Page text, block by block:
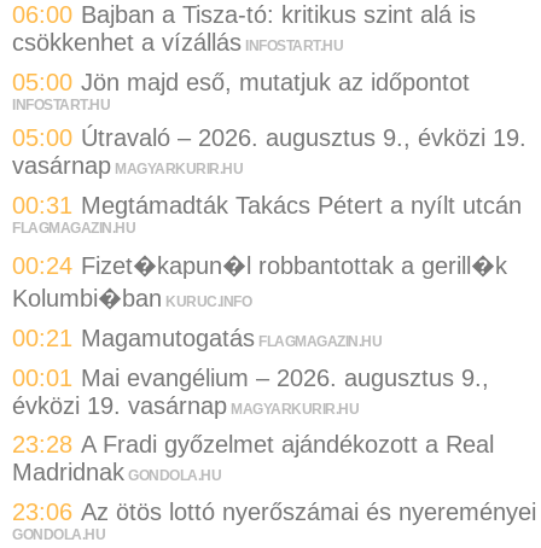
06:00 Bajban a Tisza-tó: kritikus szint alá is
csökkenhet a vízállás INFOSTART.HU
05:00 Jön majd eső, mutatjuk az időpontot
INFOSTART.HU
05:00 Útravaló – 2026. augusztus 9., évközi 19.
vasárnap MAGYARKURIR.HU
00:31 Megtámadták Takács Pétert a nyílt utcán
FLAGMAGAZIN.HU
00:24 Fizet�kapun�l robbantottak a gerill�k
Kolumbi�ban KURUC.INFO
00:21 Magamutogatás FLAGMAGAZIN.HU
00:01 Mai evangélium – 2026. augusztus 9.,
évközi 19. vasárnap MAGYARKURIR.HU
23:28 A Fradi győzelmet ajándékozott a Real
Madridnak GONDOLA.HU
23:06 Az ötös lottó nyerőszámai és nyereményei
GONDOLA.HU